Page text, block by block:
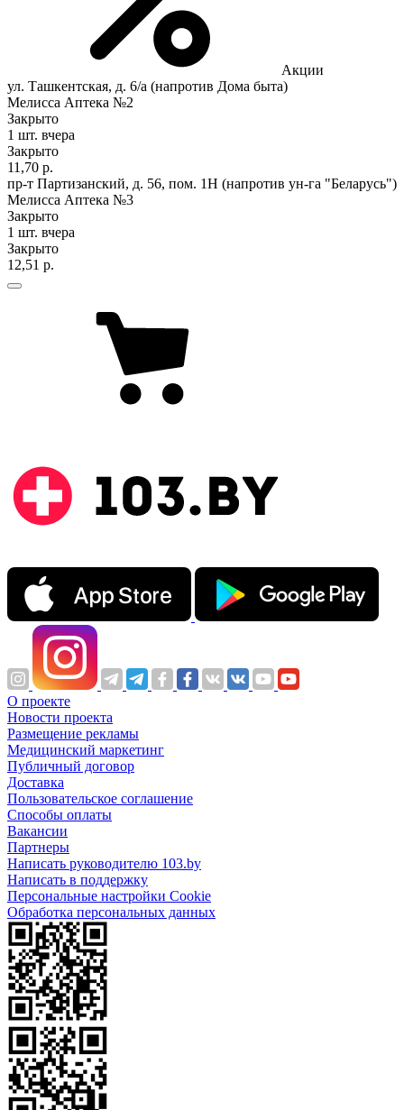
Акции
ул. Ташкентская, д. 6/а (напротив Дома быта)
Мелисса Аптека №2
Закрыто
1 шт. вчера
Закрыто
11,70 р.
пр-т Партизанский, д. 56, пом. 1Н (напротив ун-га "Беларусь")
Мелисса Аптека №3
Закрыто
1 шт. вчера
Закрыто
12,51 р.
О проекте
Новости проекта
Размещение рекламы
Медицинский маркетинг
Публичный договор
Доставка
Пользовательское соглашение
Способы оплаты
Вакансии
Партнеры
Написать руководителю 103.by
Написать в поддержку
Персональные настройки Cookie
Обработка персональных данных